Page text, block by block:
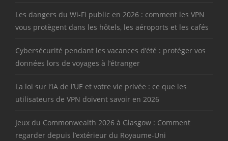
Les dangers du Wi-Fi public en 2026 : comment les VPN
vous protègent dans les hôtels, les aéroports et les cafés
Cybersécurité pendant les vacances d’été : protéger vos
données lors de voyages à l’étranger
La loi sur l’IA de l’UE et votre vie privée : ce que les
utilisateurs de VPN doivent savoir en 2026
Jeux du Commonwealth 2026 à Glasgow : Comment
regarder depuis l’extérieur du Royaume-Uni